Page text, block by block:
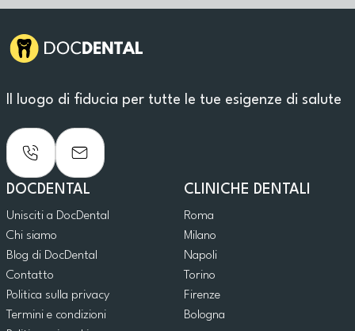
Il luogo di fiducia per tutte le tue esigenze di salute
DOCDENTAL
Unisciti a DocDental
Chi siamo
Blog di DocDental
Contatto
Politica sulla privacy
Termini e condizioni
CLINICHE DENTALI
Roma
Milano
Napoli
Torino
Firenze
Bologna